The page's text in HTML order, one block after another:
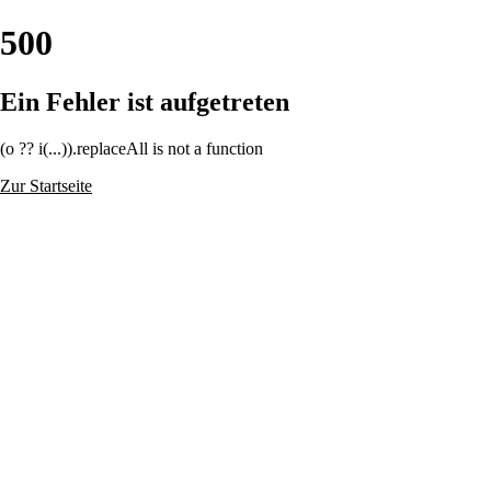
500
Ein Fehler ist aufgetreten
(o ?? i(...)).replaceAll is not a function
Zur Startseite